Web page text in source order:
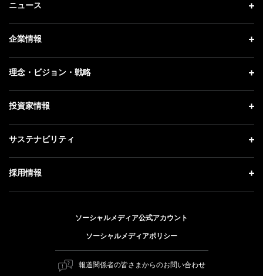
ニュース
ニュース トップ
プレスリリース
更新情報
企業情報
企業情報 トップ
社長メッセージ
事業紹介
理念・ビジョン・戦略
理念・ビジョン・戦略 トップ
成長戦略「Activate AI for Society」
人材戦略
投資家情報
投資家情報 トップ
経営方針
サステナビリティ
サステナビリティ トップ
トップメッセージ
ESG方針・体制
マテリアリティ（重要課題）
採用情報
キャリア採用
障がい者採用
ソーシャルメディア公式アカウント
ソーシャルメディアポリシー
報道関係者の皆さまからのお問い合わせ